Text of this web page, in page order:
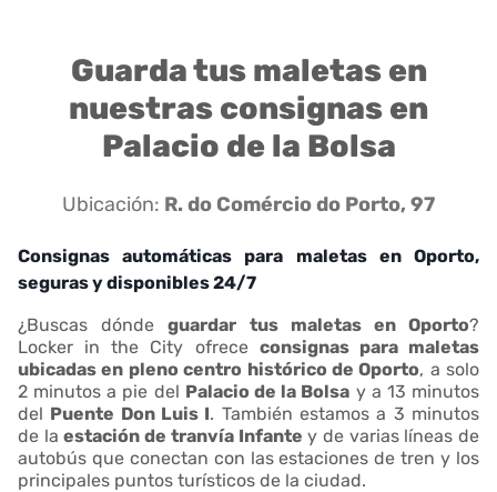
Guarda tus maletas en
nuestras consignas en
Palacio de la Bolsa
Ubicación: R. do Comércio do Porto, 97
Consignas automáticas para maletas en Oporto,
seguras y disponibles 24/7
¿Buscas dóndeguardar tus maletas en Oporto?
Locker in the City ofrece consignas para maletas
ubicadas en pleno centro histórico de Oporto, a solo
2 minutos a pie del Palacio de la Bolsa y a 13 minutos
del Puente Don Luis I. También estamos a 3 minutos
de laestación de tranvía Infante y de varias líneas de
autobús que conectan con las estaciones de tren y los
principales puntos turísticos de la ciudad.